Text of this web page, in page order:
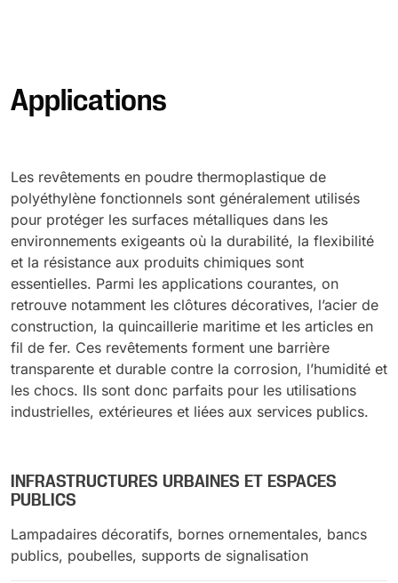
Applications
Les revêtements en poudre thermoplastique de
polyéthylène fonctionnels sont généralement utilisés
pour protéger les surfaces métalliques dans les
environnements exigeants où la durabilité, la flexibilité
et la résistance aux produits chimiques sont
essentielles. Parmi les applications courantes, on
retrouve notamment les clôtures décoratives, l’acier de
construction, la quincaillerie maritime et les articles en
fil de fer. Ces revêtements forment une barrière
transparente et durable contre la corrosion, l’humidité et
les chocs. Ils sont donc parfaits pour les utilisations
industrielles, extérieures et liées aux services publics.
INFRASTRUCTURES URBAINES ET ESPACES
PUBLICS
Lampadaires décoratifs, bornes ornementales, bancs
publics, poubelles, supports de signalisation